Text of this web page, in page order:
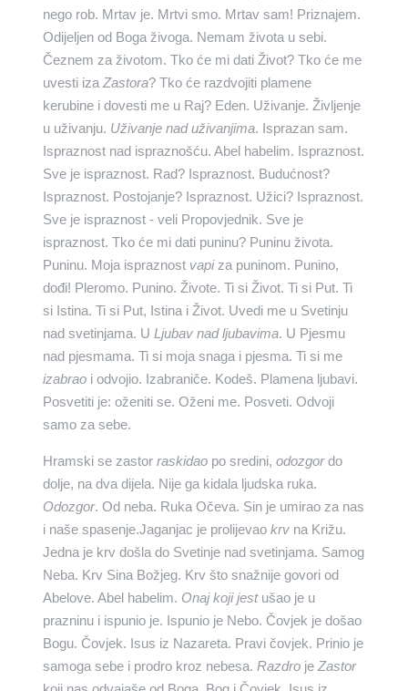
nego rob. Mrtav je. Mrtvi smo. Mrtav sam! Priznajem.
Odijeljen od Boga živoga. Nemam života u sebi.
Čeznem za životom. Tko će mi dati Život? Tko će me
uvesti iza Zastora? Tko će razdvojiti plamene
kerubine i dovesti me u Raj? Eden. Uživanje. Življenje
u uživanju. Uživanje nad uživanjima. Isprazan sam.
Ispraznost nad ispraznošću. Abel habelim. Ispraznost.
Sve je ispraznost. Rad? Ispraznost. Budućnost?
Ispraznost. Postojanje? Ispraznost. Užici? Ispraznost.
Sve je ispraznost - veli Propovjednik. Sve je
ispraznost. Tko će mi dati puninu? Puninu života.
Puninu. Moja ispraznost vapiza puninom. Punino,
dođi! Pleromo. Punino. Živote. Ti si Život. Ti si Put. Ti
si Istina. Ti si Put, Istina i Život. Uvedi me u Svetinju
nad svetinjama. U Ljubav nad ljubavima. U Pjesmu
nad pjesmama. Ti si moja snaga i pjesma. Ti si me
izabraoi odvojio. Izabraniče. Kodeš. Plamena ljubavi.
Posvetiti je: oženiti se. Oženi me. Posveti. Odvoji
samo za sebe.
Hramski se zastor raskidaopo sredini, odozgordo
dolje, na dva dijela. Nije ga kidala ljudska ruka.
Odozgor. Od neba. Ruka Očeva. Sin je umirao za nas
i naše spasenje.Jaganjac je prolijevao krvna Križu.
Jedna je krv došla do Svetinje nad svetinjama. Samog
Neba. Krv Sina Božjeg. Krv što snažnije govori od
Abelove. Abel habelim. Onaj koji jestušao je u
prazninu i ispunio je. Ispunio je Nebo. Čovjek je došao
Bogu. Čovjek. Isus iz Nazareta. Pravi čovjek. Prinio je
samoga sebe i prodro kroz nebesa. Razdroje Zastor